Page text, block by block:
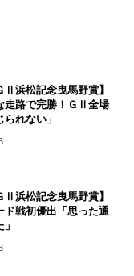
Ⅱ浜松記念曳馬野賞】
路で完勝！ＧⅡ全場
れない」
Ⅱ浜松記念曳馬野賞】
戦初優出「思った通